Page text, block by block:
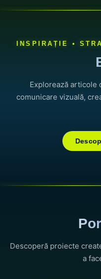
INSPIRAȚIE •
Explorează articole
comunicare vizuală,
Descoperă proiecte
a